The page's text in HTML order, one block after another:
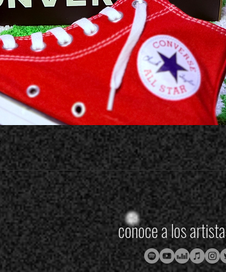
Vista rápida
conoce a los